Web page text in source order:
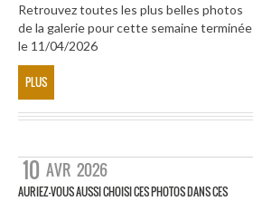
Retrouvez toutes les plus belles photos
de la galerie pour cette semaine terminée
le 11/04/2026
PLUS
10 AVR 2026
AURIEZ-VOUS AUSSI CHOISI CES PHOTOS DANS CES